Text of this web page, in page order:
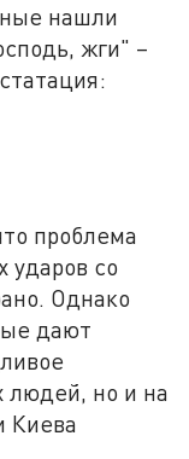
нашли
жги" –
проблема
ударов со
Однако
дают
людей, но и на
Киева